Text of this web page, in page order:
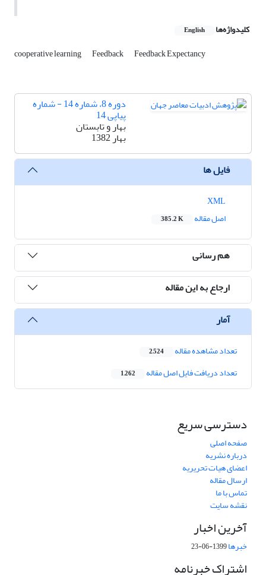
کلیدواژه‌ها English
cooperative learning Feedback Feedback Expectancy
دوره 8، شماره 14 - شماره
پیاپی 14
بهار و تابستان
بهار 1382
فایل ها
اصل مقاله
385.2 K
هم رسانی
ارجاع به این مقاله
آمار
تعداد مشاهده مقاله 2,524
تعداد دریافت فایل اصل مقاله 1,262
دسترسی سریع
صفحه اصلی
درباره نشریه
اعضای هیات تحریریه
ارسال مقاله
تماس با ما
نقشه سایت
آخرین اخبار
خبرها1399-06-23
اشتراک خبرنامه